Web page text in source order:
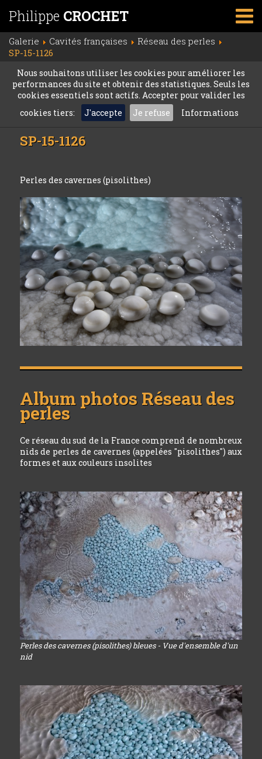
Philippe CROCHET
Galerie Cavités françaises
Réseau des perles
SP-15-1126
Nous souhaitons utiliser les cookies pour améliorer les
performances du site et obtenir des statistiques. Seuls les
cookies essentiels sont actifs. Accepter pour valider les
cookies tiers:
J'accepte Je refuse Informations
SP-15-1126
Perles des cavernes (pisolithes)
Album photos Réseau des
perles
Ce réseau du sud de la France comprend de nombreux
nids de perles de cavernes (appelées "pisolithes") aux
formes et aux couleurs insolites
Perles des cavernes (pisolithes) bleues - Vue d'ensemble d'un
nid